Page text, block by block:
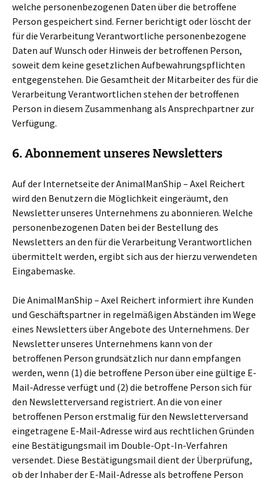
welche personenbezogenen Daten über die betroffene
Person gespeichert sind. Ferner berichtigt oder löscht der
für die Verarbeitung Verantwortliche personenbezogene
Daten auf Wunsch oder Hinweis der betroffenen Person,
soweit dem keine gesetzlichen Aufbewahrungspflichten
entgegenstehen. Die Gesamtheit der Mitarbeiter des für die
Verarbeitung Verantwortlichen stehen der betroffenen
Person in diesem Zusammenhang als Ansprechpartner zur
Verfügung.
6. Abonnement unseres Newsletters
Auf der Internetseite der AnimalManShip – Axel Reichert
wird den Benutzern die Möglichkeit eingeräumt, den
Newsletter unseres Unternehmens zu abonnieren. Welche
personenbezogenen Daten bei der Bestellung des
Newsletters an den für die Verarbeitung Verantwortlichen
übermittelt werden, ergibt sich aus der hierzu verwendeten
Eingabemaske.
Die AnimalManShip – Axel Reichert informiert ihre Kunden
und Geschäftspartner in regelmäßigen Abständen im Wege
eines Newsletters über Angebote des Unternehmens. Der
Newsletter unseres Unternehmens kann von der
betroffenen Person grundsätzlich nur dann empfangen
werden, wenn (1) die betroffene Person über eine gültige E-
Mail-Adresse verfügt und (2) die betroffene Person sich für
den Newsletterversand registriert. An die von einer
betroffenen Person erstmalig für den Newsletterversand
eingetragene E-Mail-Adresse wird aus rechtlichen Gründen
eine Bestätigungsmail im Double-Opt-In-Verfahren
versendet. Diese Bestätigungsmail dient der Überprüfung,
ob der Inhaber der E-Mail-Adresse als betroffene Person